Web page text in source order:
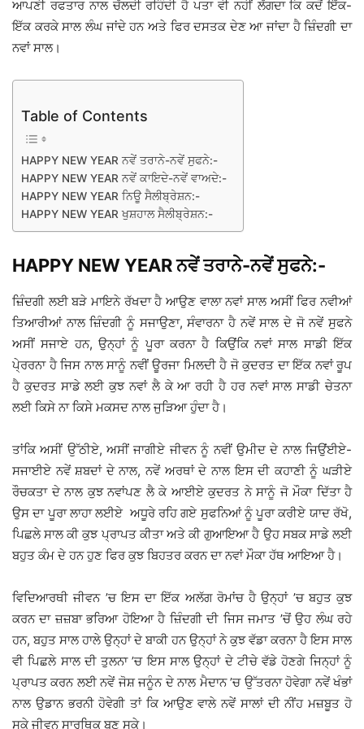
ਆਪਣੀ ਰਫਤਾਰ ਨਾਲ ਚੱਲਦੀ ਰਹਿੰਦੀ ਹੈ ਪਤਾ ਵੀ ਨਹੀਂ ਲੱਗਦਾ ਕਿ ਕਦੋਂ ਇੱਕ-
ਇੱਕ ਕਰਕੇ ਸਾਲ ਲੰਘ ਜਾਂਦੇ ਹਨ ਅਤੇ ਫਿਰ ਦਸਤਕ ਦੇਣ ਆ ਜਾਂਦਾ ਹੈ ਜ਼ਿੰਦਗੀ ਦਾ
ਨਵਾਂ ਸਾਲ।
Table of Contents
HAPPY NEW YEAR ਨਵੇਂ ਤਰਾਨੇ-ਨਵੇਂ ਸੁਫਨੇ:-
HAPPY NEW YEAR ਨਵੇਂ ਕਾਇਦੇ-ਨਵੇਂ ਵਾਅਦੇ:-
HAPPY NEW YEAR ਨਿਊ ਸੈਲੀਬ੍ਰੇਸ਼ਨ:-
HAPPY NEW YEAR ਖੁਸ਼ਹਾਲ ਸੈਲੀਬ੍ਰੇਸ਼ਨ:-
HAPPY NEW YEAR ਨਵੇਂ ਤਰਾਨੇ-ਨਵੇਂ ਸੁਫਨੇ:-
ਜ਼ਿੰਦਗੀ ਲਈ ਬੜੇ ਮਾਇਨੇ ਰੱਖਦਾ ਹੈ ਆਉਣ ਵਾਲਾ ਨਵਾਂ ਸਾਲ ਅਸੀਂ ਫਿਰ ਨਵੀਆਂ
ਤਿਆਰੀਆਂ ਨਾਲ ਜ਼ਿੰਦਗੀ ਨੂੰ ਸਜਾਉਣਾ, ਸੰਵਾਰਨਾ ਹੈ ਨਵੇਂ ਸਾਲ ਦੇ ਜੋ ਨਵੇਂ ਸੁਫਨੇ
ਅਸੀਂ ਸਜਾਏ ਹਨ, ਉਨ੍ਹਾਂ ਨੂੰ ਪੂਰਾ ਕਰਨਾ ਹੈ ਕਿਉਂਕਿ ਨਵਾਂ ਸਾਲ ਸਾਡੀ ਇੱਕ
ਪੇ੍ਰਰਨਾ ਹੈ ਜਿਸ ਨਾਲ ਸਾਨੂੰ ਨਵੀਂ ਊਰਜਾ ਮਿਲਦੀ ਹੈ ਜੋ ਕੁਦਰਤ ਦਾ ਇੱਕ ਨਵਾਂ ਰੂਪ
ਹੈ ਕੁਦਰਤ ਸਾਡੇ ਲਈ ਕੁਝ ਨਵਾਂ ਲੈ ਕੇ ਆ ਰਹੀ ਹੈ ਹਰ ਨਵਾਂ ਸਾਲ ਸਾਡੀ ਚੇਤਨਾ
ਲਈ ਕਿਸੇ ਨਾ ਕਿਸੇ ਮਕਸਦ ਨਾਲ ਜੁੜਿਆ ਹੁੰਦਾ ਹੈ।
ਤਾਂਕਿ ਅਸੀਂ ਉੱਠੀਏ, ਅਸੀਂ ਜਾਗੀਏ ਜੀਵਨ ਨੂੰ ਨਵੀਂ ਉਮੀਦ ਦੇ ਨਾਲ ਜਿਉਂਈਏ-
ਸਜਾਈਏ ਨਵੇਂ ਸ਼ਬਦਾਂ ਦੇ ਨਾਲ, ਨਵੇਂ ਅਰਥਾਂ ਦੇ ਨਾਲ ਇਸ ਦੀ ਕਹਾਣੀ ਨੂੰ ਘੜੀਏ
ਰੌਚਕਤਾ ਦੇ ਨਾਲ ਕੁਝ ਨਵਾਂਪਣ ਲੈ ਕੇ ਆਈਏ ਕੁਦਰਤ ਨੇ ਸਾਨੂੰ ਜੋ ਮੌਕਾ ਦਿੱਤਾ ਹੈ
ਉਸ ਦਾ ਪੂਰਾ ਲਾਹਾ ਲਈਏ ਅਧੂਰੇ ਰਹਿ ਗਏ ਸੁਫਨਿਆਂ ਨੂੰ ਪੂਰਾ ਕਰੀਏ ਯਾਦ ਰੱਖੋ,
ਪਿਛਲੇ ਸਾਲ ਕੀ ਕੁਝ ਪ੍ਰਾਪਤ ਕੀਤਾ ਅਤੇ ਕੀ ਗੁਆਇਆ ਹੈ ਉਹ ਸਬਕ ਸਾਡੇ ਲਈ
ਬਹੁਤ ਕੰਮ ਦੇ ਹਨ ਹੁਣ ਫਿਰ ਕੁਝ ਬਿਹਤਰ ਕਰਨ ਦਾ ਨਵਾਂ ਮੌਕਾ ਹੱਥ ਆਇਆ ਹੈ।
ਵਿਦਿਆਰਥੀ ਜੀਵਨ ’ਚ ਇਸ ਦਾ ਇੱਕ ਅਲੱਗ ਰੋਮਾਂਚ ਹੈ ਉਨ੍ਹਾਂ ’ਚ ਬਹੁਤ ਕੁਝ
ਕਰਨ ਦਾ ਜ਼ਜ਼ਬਾ ਭਰਿਆ ਹੋਇਆ ਹੈ ਜ਼ਿੰਦਗੀ ਦੀ ਜਿਸ ਜਮਾਤ ’ਚੋਂ ਉਹ ਲੰਘ ਰਹੇ
ਹਨ, ਬਹੁਤ ਸਾਲ ਹਾਲੇ ਉਨ੍ਹਾਂ ਦੇ ਬਾਕੀ ਹਨ ਉਨ੍ਹਾਂ ਨੇ ਕੁਝ ਵੱਡਾ ਕਰਨਾ ਹੈ ਇਸ ਸਾਲ
ਵੀ ਪਿਛਲੇ ਸਾਲ ਦੀ ਤੁਲਨਾ ’ਚ ਇਸ ਸਾਲ ਉਨ੍ਹਾਂ ਦੇ ਟੀਚੇ ਵੱਡੇ ਹੋਣਗੇ ਜਿਨ੍ਹਾਂ ਨੂੰ
ਪ੍ਰਾਪਤ ਕਰਨ ਲਈ ਨਵੇਂ ਜੋਸ਼ ਜਨੂੰਨ ਦੇ ਨਾਲ ਮੈਦਾਨ ’ਚ ਉੱਤਰਨਾ ਹੋਵੇਗਾ ਨਵੇਂ ਖੰਭਾਂ
ਨਾਲ ਉਡਾਨ ਭਰਨੀ ਹੋਵੇਗੀ ਤਾਂ ਕਿ ਆਉਣ ਵਾਲੇ ਨਵੇਂ ਸਾਲਾਂ ਦੀ ਨੀਂਹ ਮਜ਼ਬੂਤ ਹੋ
ਸਕੇ ਜੀਵਨ ਸਾਰਥਿਕ ਬਣ ਸਕੇ।